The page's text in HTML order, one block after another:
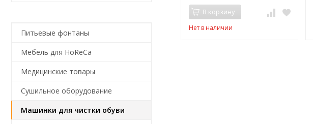
В корзину
Нет в наличии
Питьевые фонтаны
Мебель для HoReCa
Медицинские товары
Сушильное оборудование
Машинки для чистки обуви